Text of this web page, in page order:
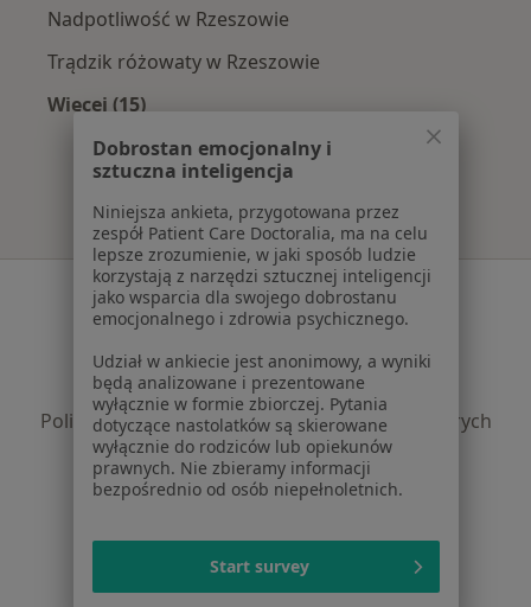
Nadpotliwość w Rzeszowie
Trądzik różowaty w Rzeszowie
Więcej (15)
Więcej w kategorii: Najczęście leczone
Serwis
Regulamin
Polityka prywatności pacjentów
Polityka prywatności profesjonalistów
Polityka prywatności dla profesjonalistów, których
dane pozyskaliśmy samodzielnie
Polityka cookies
Jak działają wyniki wyszukiwania
Dostępność
O nas
Praca Rekrutujemy!
Dobrostan emocjonalny i
sztuczna inteligencja
Niniejsza ankieta, przygotowana przez
zespół Patient Care Doctoralia, ma na celu
lepsze zrozumienie, w jaki sposób ludzie
korzystają z narzędzi sztucznej inteligencji
jako wsparcia dla swojego dobrostanu
emocjonalnego i zdrowia psychicznego.
Udział w ankiecie jest anonimowy, a wyniki
będą analizowane i prezentowane
wyłącznie w formie zbiorczej. Pytania
dotyczące nastolatków są skierowane
wyłącznie do rodziców lub opiekunów
prawnych. Nie zbieramy informacji
bezpośrednio od osób niepełnoletnich.
Start survey